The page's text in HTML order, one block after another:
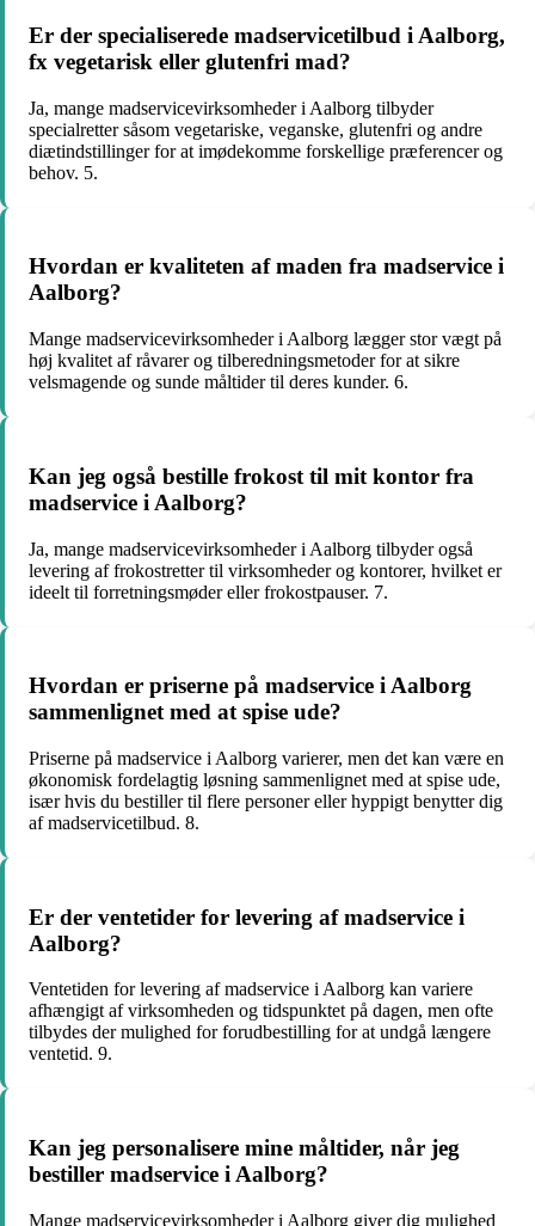
Er der specialiserede madservicetilbud i Aalborg,
fx vegetarisk eller glutenfri mad?
Ja, mange madservicevirksomheder i Aalborg tilbyder
specialretter såsom vegetariske, veganske, glutenfri og andre
diætindstillinger for at imødekomme forskellige præferencer og
behov. 5.
Hvordan er kvaliteten af maden fra madservice i
Aalborg?
Mange madservicevirksomheder i Aalborg lægger stor vægt på
høj kvalitet af råvarer og tilberedningsmetoder for at sikre
velsmagende og sunde måltider til deres kunder. 6.
Kan jeg også bestille frokost til mit kontor fra
madservice i Aalborg?
Ja, mange madservicevirksomheder i Aalborg tilbyder også
levering af frokostretter til virksomheder og kontorer, hvilket er
ideelt til forretningsmøder eller frokostpauser. 7.
Hvordan er priserne på madservice i Aalborg
sammenlignet med at spise ude?
Priserne på madservice i Aalborg varierer, men det kan være en
økonomisk fordelagtig løsning sammenlignet med at spise ude,
især hvis du bestiller til flere personer eller hyppigt benytter dig
af madservicetilbud. 8.
Er der ventetider for levering af madservice i
Aalborg?
Ventetiden for levering af madservice i Aalborg kan variere
afhængigt af virksomheden og tidspunktet på dagen, men ofte
tilbydes der mulighed for forudbestilling for at undgå længere
ventetid. 9.
Kan jeg personalisere mine måltider, når jeg
bestiller madservice i Aalborg?
Mange madservicevirksomheder i Aalborg giver dig mulighed